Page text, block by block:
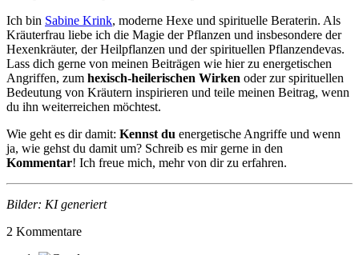
Ich bin Sabine Krink, moderne Hexe und spirituelle Beraterin. Als
Kräuterfrau liebe ich die Magie der Pflanzen und insbesondere der
Hexenkräuter, der Heilpflanzen und der spirituellen Pflanzendevas.
Lass dich gerne von meinen Beiträgen wie hier zu energetischen
Angriffen, zum hexisch-heilerischen Wirken oder zur spirituellen
Bedeutung von Kräutern inspirieren und teile meinen Beitrag, wenn
du ihn weiterreichen möchtest.
Wie geht es dir damit: Kennst du energetische Angriffe und wenn
ja, wie gehst du damit um? Schreib es mir gerne in den
Kommentar! Ich freue mich, mehr von dir zu erfahren.
Bilder: KI generiert
2 Kommentare